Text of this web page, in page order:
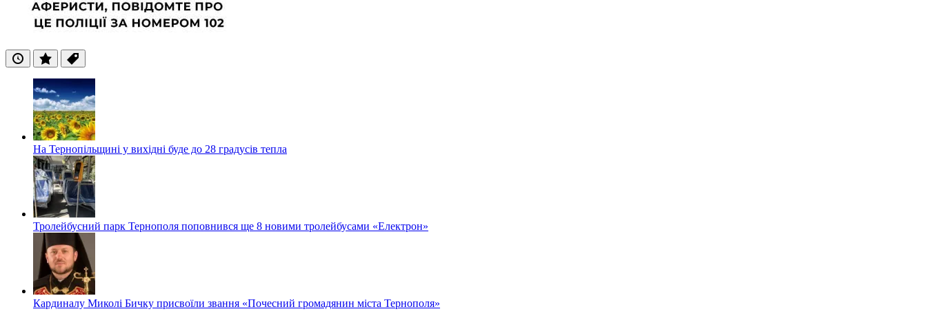
ОстанніПопулярні
Теги
На Тернопільщині у вихідні буде до 28 градусів тепла
Тролейбусний парк Тернополя поповнився ще 8 новими тролейбусами «Електрон»
Кардиналу Миколі Бичку присвоїли звання «Почесний громадянин міста Тернополя»